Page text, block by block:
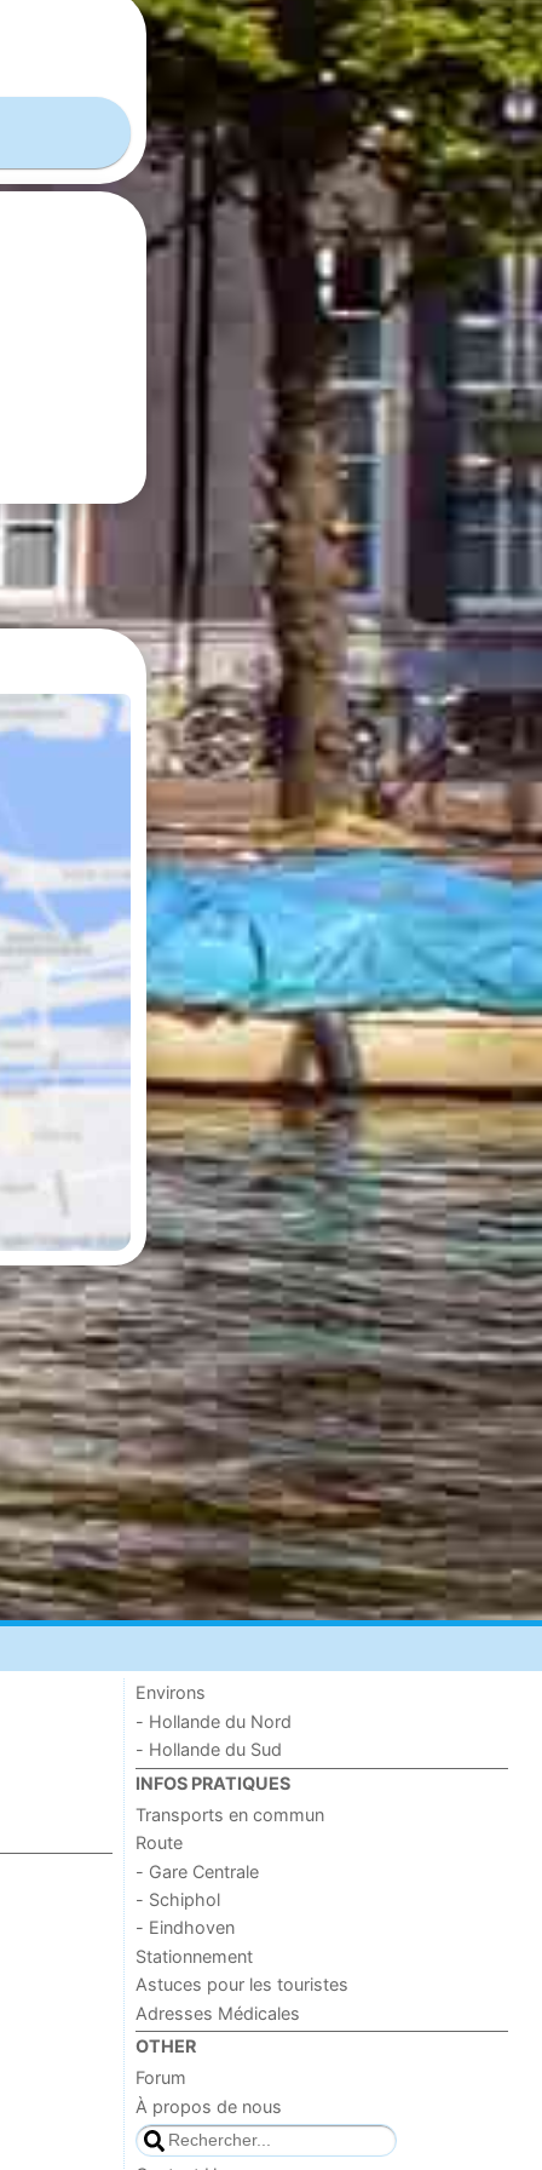
Environs
- Hollande du Nord
- Hollande du Sud
INFOS PRATIQUES
Transports en commun
Route
- Gare Centrale
- Schiphol
- Eindhoven
Stationnement
Astuces pour les touristes
Adresses Médicales
OTHER
Forum
À propos de nous